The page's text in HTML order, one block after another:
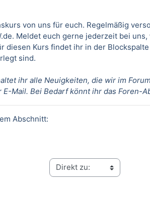
von uns für euch. Regelmäßig
Meldet euch gerne jederzeit bei
diesen Kurs findet ihr in der
sind.
ihr alle Neuigkeiten, die wir im
E-Mail. Bei Bedarf könnt ihr das Foren-
Abschnitt: